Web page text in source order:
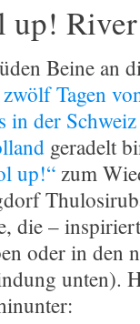
up!
Beine an
Tagen
in der
geradelt
up!“zum
die –
oder in den
unten).